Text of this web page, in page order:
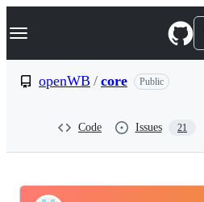
k
p
Navigation Menu
openWB / core Public
Code Issues 21